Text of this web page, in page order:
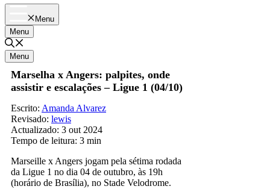
Menu
Menu
Menu
Marselha x Angers: palpites, onde
assistir e escalações – Ligue 1 (04/10)
Escrito: Amanda Alvarez
Revisado: lewis
Actualizado: 3 out 2024
Tempo de leitura: 3 min
Marseille x Angers jogam pela sétima rodada
da Ligue 1 no dia 04 de outubro, às 19h
(horário de Brasília), no Stade Velodrome.